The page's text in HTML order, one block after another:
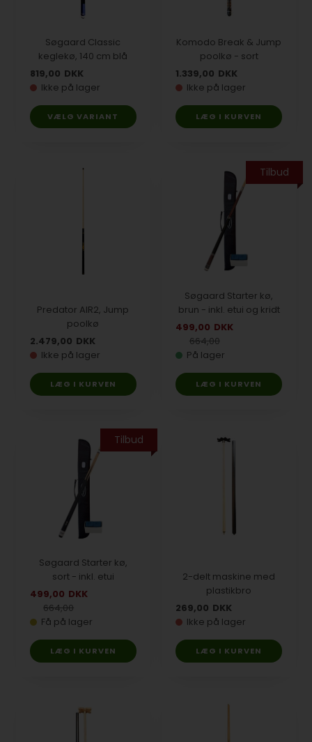
Søgaard Classic
keglekø, 140 cm blå
819,00 DKK
Ikke på lager
VÆLG VARIANT
Komodo Break & Jump
poolkø - sort
1.339,00 DKK
Ikke på lager
Predator AIR2, Jump
poolkø
2.479,00 DKK
Ikke på lager
Tilbud
Søgaard Starter kø,
brun - inkl. etui og kridt
499,00 DKK
664,00
På lager
Tilbud
Søgaard Starter kø,
sort - inkl. etui
499,00 DKK
664,00
Få på lager
2-delt maskine med
plastikbro
269,00 DKK
Ikke på lager